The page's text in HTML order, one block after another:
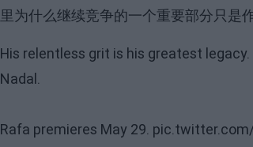
里为什么继续竞争的一个重要部分只是
His relentless grit is his greatest
Nadal.
Rafa premieres May 29.